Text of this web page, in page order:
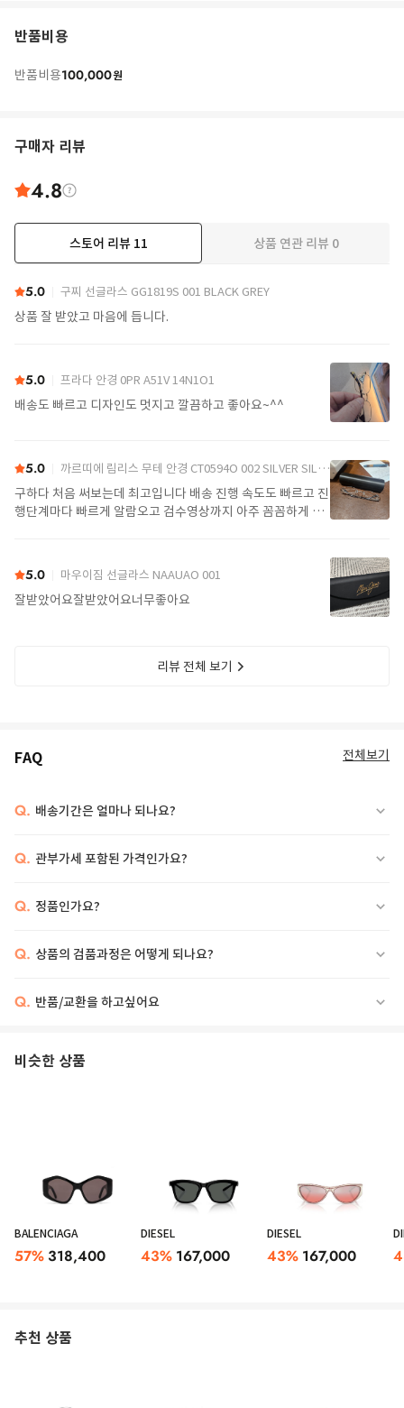
반품비용
반품비용100,000원
구매자 리뷰
4.8
스토어 리뷰 11 상품 연관 리뷰 0
5.0 구찌 선글라스 GG1819S 001 BLACK GREY
상품 잘 받았고 마음에 듭니다.
5.0 프라다 안경 0PR A51V 14N1O1
배송도 빠르고 디자인도 멋지고 깔끔하고 좋아요~^^
5.0 까르띠에 림리스 무테 안경 CT0594O 002 SILVER SILVER TRANSPARENT
구하다 처음 써보는데 최고입니다 배송 진행 속도도 빠르고 진
행단계마다 빠르게 알람오고 검수영상까지 아주 꼼꼼하게 찍
5.0 마우이짐 선글라스 NAAUAO 001
잘받았어요잘받았어요너무좋아요
리뷰 전체 보기
FAQ 전체보기
Q. 배송기간은 얼마나 되나요?
Q. 관부가세 포함된 가격인가요?
Q. 정품인가요?
Q. 상품의 검품과정은 어떻게 되나요?
Q. 반품/교환을 하고싶어요
비슷한 상품
BALENCIAGA
57% 318,400
DIESEL
43% 167,000
DIESEL
43% 167,000
추천 상품